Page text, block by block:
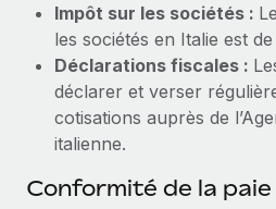
Impôt sur les sociétés :
les sociétés en Italie est
Déclarations fiscales :
déclarer et verser
cotisations auprès de
italienne.
Conformité de la